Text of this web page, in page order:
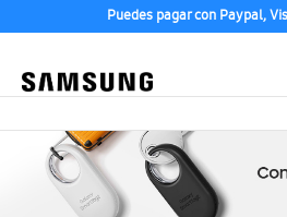
Puedes pagar con Paypal,